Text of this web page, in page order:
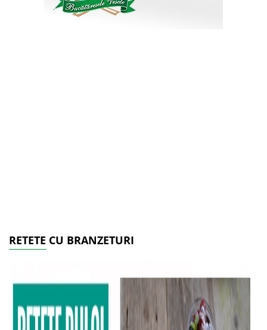
RETETE CU BRANZETURI